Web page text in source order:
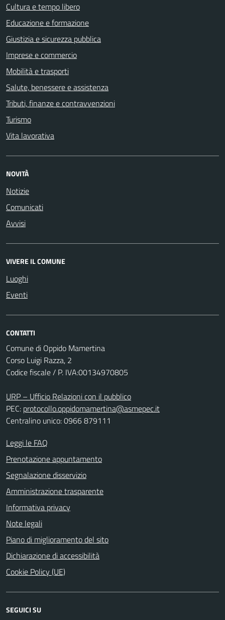
Cultura e tempo libero
Educazione e formazione
Giustizia e sicurezza pubblica
Imprese e commercio
Mobilità e trasporti
Salute, benessere e assistenza
Tributi, finanze e contravvenzioni
Turismo
Vita lavorativa
NOVITÀ
Notizie
Comunicati
Avvisi
VIVERE IL COMUNE
Luoghi
Eventi
CONTATTI
Comune di Oppido Mamertina
Corso Luigi Razza, 2
Codice fiscale / P. IVA:00134970805
URP – Ufficio Relazioni con il pubblico
PEC: protocollo.oppidomamertina@asmepec.it
Centralino unico: 0966 879111
Leggi le FAQ
Prenotazione appuntamento
Segnalazione disservizio
Amministrazione trasparente
Informativa privacy
Note legali
Piano di miglioramento del sito
Dichiarazione di accessibilità
Cookie Policy (UE)
SEGUICI SU